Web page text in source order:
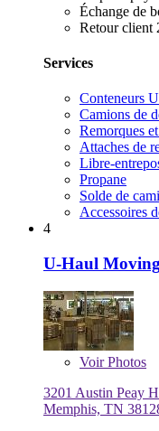
Échange de
Retour client
Services
Conteneurs
Camions de
Remorques
Attaches de
Libre-
Propane
Solde de
Accessoires
4
U-Haul
VoirPhotos
3201 Austin Peay
Memphis, TN